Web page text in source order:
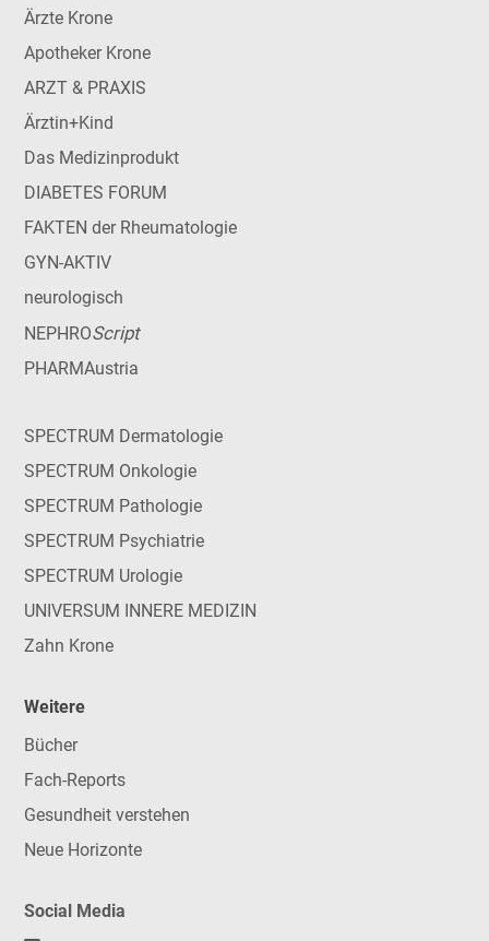
Ärzte Krone
Apotheker Krone
ARZT & PRAXIS
Ärztin+Kind
Das Medizinprodukt
DIABETES FORUM
FAKTEN der Rheumatologie
GYN-AKTIV
neurologisch
NEPHROScript
PHARMAustria
SPECTRUM Dermatologie
SPECTRUM Onkologie
SPECTRUM Pathologie
SPECTRUM Psychiatrie
SPECTRUM Urologie
UNIVERSUM INNERE MEDIZIN
Zahn Krone
Weitere
Bücher
Fach-Reports
Gesundheit verstehen
Neue Horizonte
Social Media